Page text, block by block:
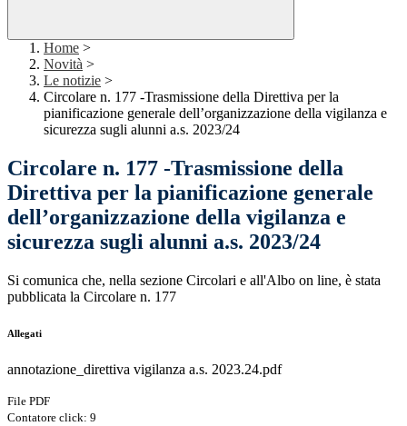
Home >
Novità >
Le notizie >
Circolare n. 177 -Trasmissione della Direttiva per la
pianificazione generale dell’organizzazione della vigilanza e
sicurezza sugli alunni a.s. 2023/24
Circolare n. 177 -Trasmissione della
Direttiva per la pianificazione generale
dell’organizzazione della vigilanza e
sicurezza sugli alunni a.s. 2023/24
Si comunica che, nella sezione Circolari e all'Albo on line, è stata
pubblicata la Circolare n. 177
Allegati
annotazione_direttiva vigilanza a.s. 2023.24.pdf
File PDF
Contatore click: 9